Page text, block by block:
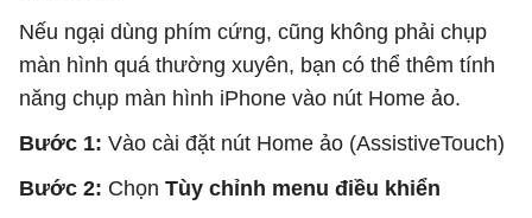
Nếu ngại dùng phím cứng, cũng không phải chụp
màn hình quá thường xuyên, bạn có thể thêm tính
năng chụp màn hình iPhone vào nút Home ảo.
Bước 1: Vào cài đặt nút Home ảo (AssistiveTouch)
Bước 2: Chọn Tùy chỉnh menu điều khiển